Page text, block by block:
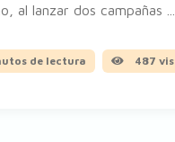
al lanzar dos campañas ...
de lectura 487